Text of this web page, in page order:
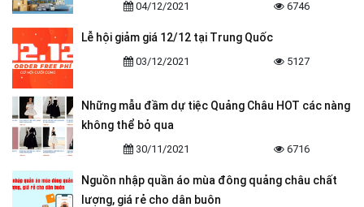
04/12/2021 6746
Lễ hội giảm giá 12/12 tại Trung Quốc
03/12/2021 5127
Những mẫu đầm dự tiệc Quảng Châu HOT các nàng
không thể bỏ qua
30/11/2021 6716
Nguồn nhập quần áo mùa đông quảng châu chất
lượng, giá rẻ cho dân buôn